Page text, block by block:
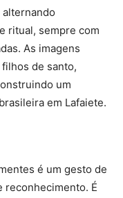
alternando
ritual, sempre com
As imagens
de santo,
um
em Lafaiete.
é um gesto de
reconhecimento. É